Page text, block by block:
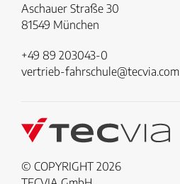
Aschauer Straße 30
81549 München
+49 89 203043-0
vertrieb-fahrschule@tecvia.com
© COPYRIGHT 2026